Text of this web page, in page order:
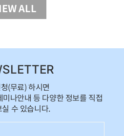
ALL
(무료) 하시면
나안내 등 다양한 정보를 직접
수 있습니다.